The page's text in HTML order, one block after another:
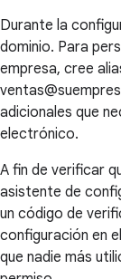
Durante la
dominio. Para
empresa, cree
adicionales que
electrónico.
A fin de verificar
asistente de
un código de
configuración en
que nadie más